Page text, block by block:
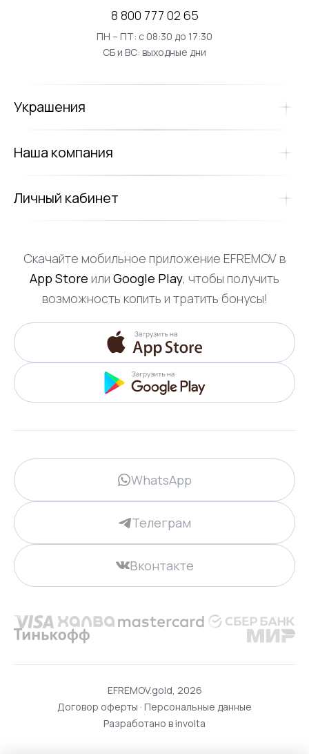
8 800 777 02 65
ПН – ПТ: с 08:30 до 17:30
СБ и ВС: выходные дни
Украшения
Наша компания
Личный кабинет
Скачайте мобильное приложение EFREMOV в
App Store или Google Play, чтобы получить
возможность копить и тратить бонусы!
WhatsApp
Телеграм
Вконтакте
EFREMOV.gold, 2026
Договор оферты · Персональные данные
Разработано в involta